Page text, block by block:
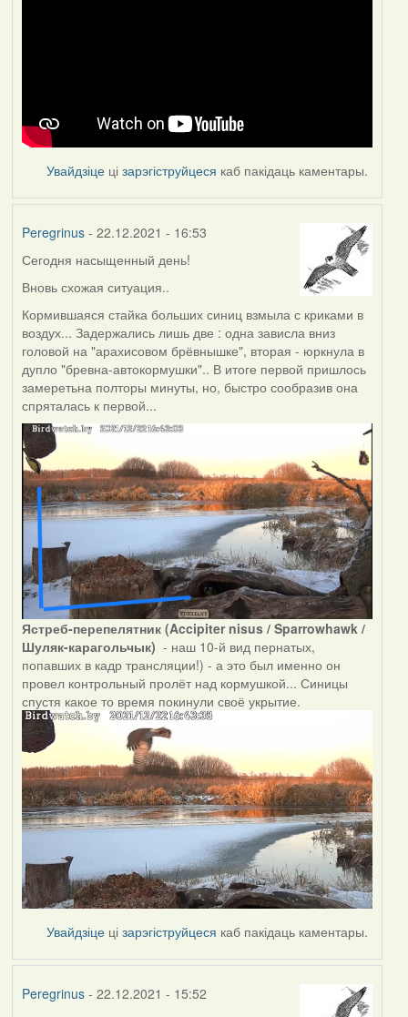
Увайдзіце цізарэгіструйцеся каб пакідаць каментары.
Peregrinus- 22.12.2021 - 16:53
Сегодня насыщенный день!
Вновь схожая ситуация..
Кормившаяся стайка больших синиц взмыла с криками в
воздух... Задержались лишь две : одна зависла вниз
головой на "арахисовом брёвнышке", вторая - юркнула в
дупло "бревна-автокормушки".. В итоге первой пришлось
замеретьна полторы минуты, но, быстро сообразив она
спряталась к первой...
Ястреб-перепелятник (Accipiter nisus / Sparrowhawk /
Шуляк-карагольчык) - наш 10-й вид пернатых,
попавших в кадр трансляции!) - а это был именно он
провел контрольный пролёт над кормушкой... Синицы
спустя какое то время покинули своё укрытие.
Увайдзіце цізарэгіструйцеся каб пакідаць каментары.
Peregrinus- 22.12.2021 - 15:52